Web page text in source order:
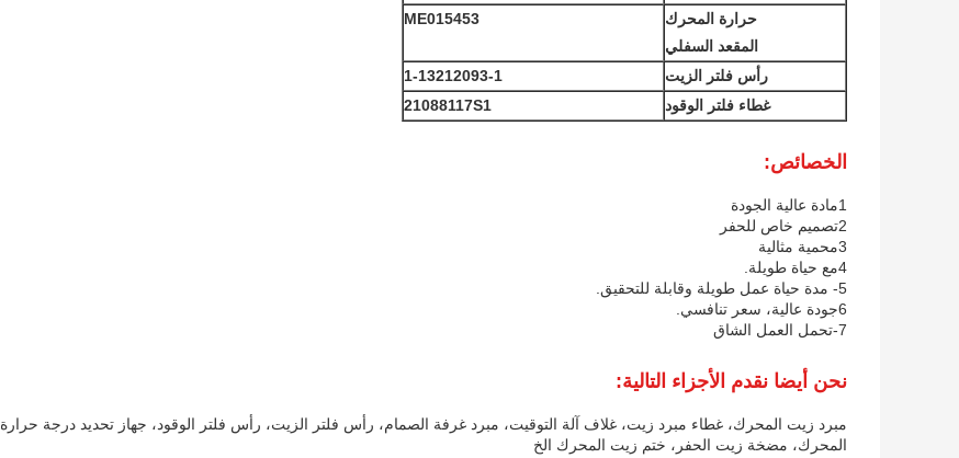
حرارة المحرك
المقعد السفلي
ME015453
رأس فلتر الزيت
1-13212093-1
غطاء فلتر الوقود
21088117S1
الخصائص:
1مادة عالية الجودة
2تصميم خاص للحفر
3محمية مثالية
4مع حياة طويلة.
5- مدة حياة عمل طويلة وقابلة للتحقيق.
6جودة عالية، سعر تنافسي.
7-تحمل العمل الشاق
نحن أيضا نقدم الأجزاء التالية:
مبرد زيت المحرك، غطاء مبرد زيت، غلاف آلة التوقيت، مبرد غرفة الصمام، رأس فلتر الزيت، رأس فلتر الوقود، جهاز تحديد درجة حرارة
المحرك، مضخة زيت الحفر، ختم زيت المحرك الخ